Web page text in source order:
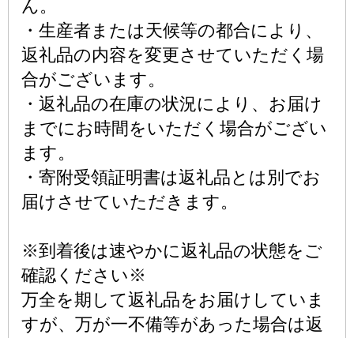
ん。
・生産者または天候等の都合により、
返礼品の内容を変更させていただく場
合がございます。
・返礼品の在庫の状況により、お届け
までにお時間をいただく場合がござい
ます。
・寄附受領証明書は返礼品とは別でお
届けさせていただきます。
※到着後は速やかに返礼品の状態をご
確認ください※
万全を期して返礼品をお届けしていま
すが、万が一不備等があった場合は返